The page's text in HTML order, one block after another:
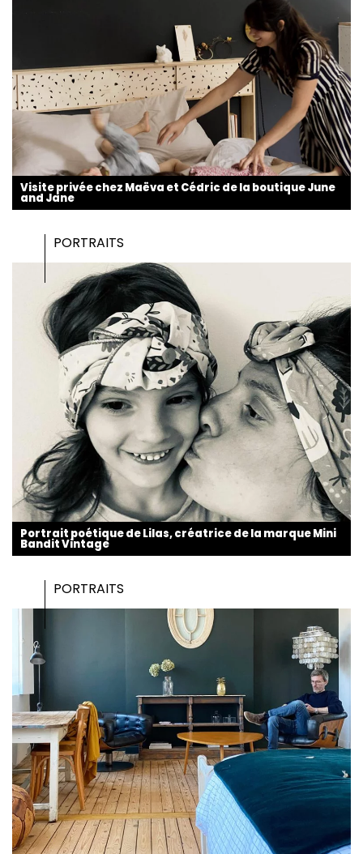
Visite privée chez Maëva et Cédric de la boutique June
and Jane
PORTRAITS
Portrait poétique de Lilas, créatrice de la marque Mini
Bandit Vintage
PORTRAITS